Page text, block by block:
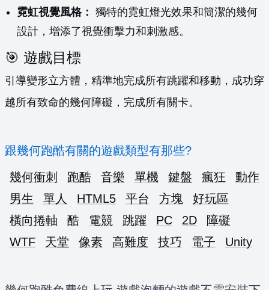
霓虹視覺風格： 獨特的霓虹燈光效果和簡潔的幾何
設計，增添了視覺衝擊力和刺激感。
🎯 遊戲目標
引導變形立方體，精準地完成所有跳躍和移動，成功穿
越所有致命的幾何障礙，完成所有關卡。
跟幾何跑酷有關的遊戲類型有那些?
幾何衝刺
跑酷 音樂 單機 鍵盤 瘋狂
動作
男生
單人 HTML5 平台 方塊
好玩區
橫向捲軸
酷 電競 跳躍 PC 2D
障礙
WTF
天堂 像素 高難度 技巧 電子 Unity